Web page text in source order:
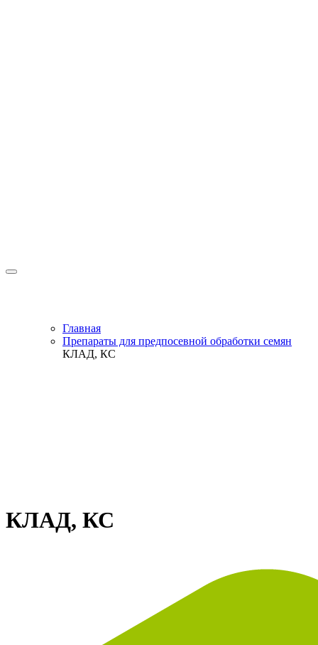
Главная
Препараты для предпосевной обработки семян
КЛАД, КС
КЛАД, КС